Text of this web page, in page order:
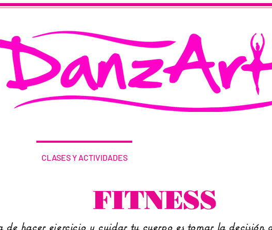
CLASES Y ACTIVIDADES
FITNESS
de hacer ejercicio y cuidar tu cuerpo es tomar la